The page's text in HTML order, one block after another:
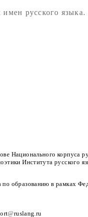
русского языка.
Национального корпуса
Института русского
образованию в рамках
@ruslang.ru